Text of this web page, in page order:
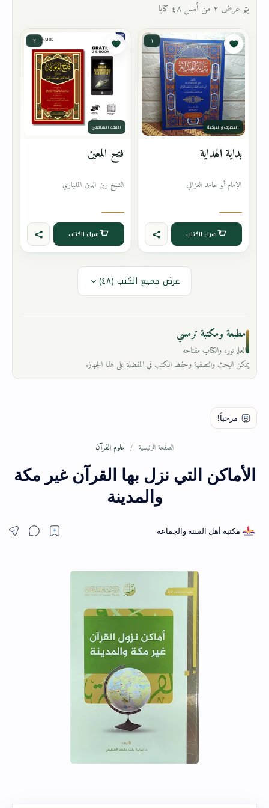
يتم عرض ٢ من أصل ٤٨ كتابا
١
التصوف والتزكية
بداية الهداية
الإمام أبو حامد الغزالي
شراء الكتاب
٢
الفقه الشافعي
فتح المعين
الشيخ زين الدين المليباري
شراء الكتاب
عرض جميع الكتب (٤٨)
مطبعة ومكتبة ترمسي
العلم نور، والكتاب مفتاحه
يمكن البحث والتصفية وحفظ الكتب في المفضلة على هذا الجهاز.
الصفحة الرئيسية علوم القرآن
الأماكن التي نزل بها القرآن غير مكة
والمدينة